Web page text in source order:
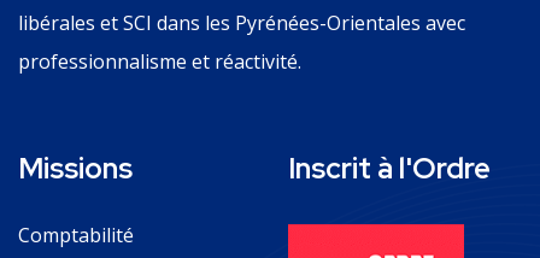
libérales et SCI dans les Pyrénées-Orientales avec
professionnalisme et réactivité.
Missions
Comptabilité
Inscrit à l'Ordre